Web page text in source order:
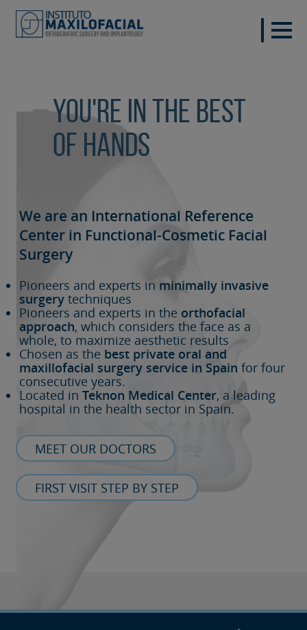
You're in the best
of hands
We are an International Reference
Center in Functional-Cosmetic Facial
Surgery
Pioneers and experts in minimally invasive
surgery techniques
Pioneers and experts in the orthofacial
approach, which considers the face as a
whole, to maximize aesthetic results
Chosen as the best private oral and
maxillofacial surgery service in Spain for four
consecutive years.
Located in Teknon Medical Center, a leading
hospital in the health sector in Spain.
MEET OUR DOCTORS
FIRST VISIT STEP BY STEP